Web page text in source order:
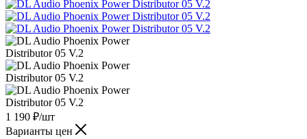
1 190 ₽/шт
Варианты цен